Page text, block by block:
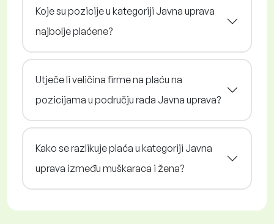
Koje su pozicije u kategoriji Javna uprava
najbolje plaćene?
Utječe li veličina firme na plaću na
pozicijama u području rada Javna uprava?
Kako se razlikuje plaća u kategoriji Javna
uprava između muškaraca i žena?